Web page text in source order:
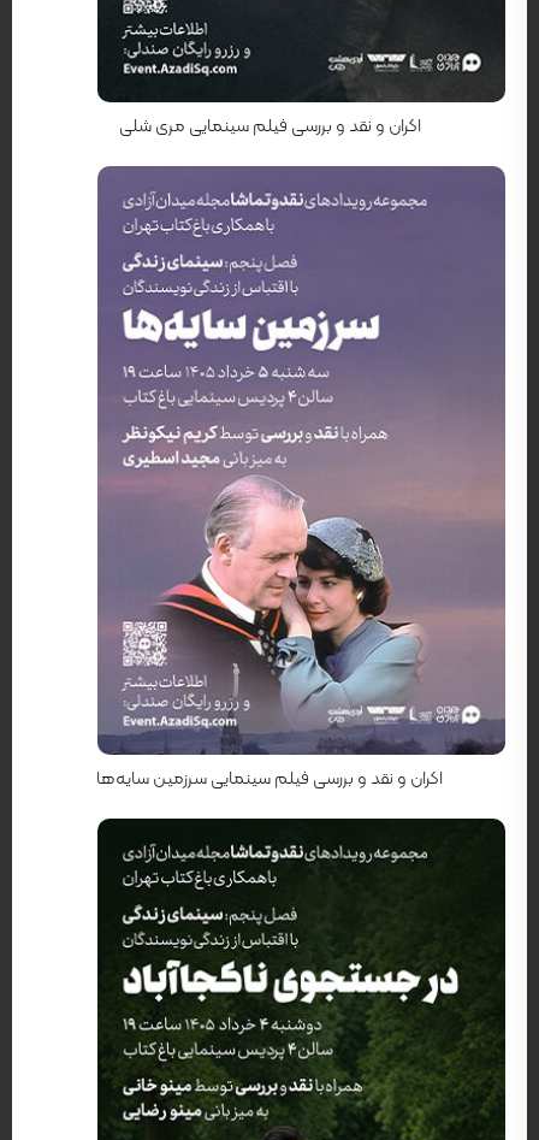
کارگردان: حیفا المنصور
اکران و نقد و بررسی فیلم سینمایی مری شلی
اکران و نقد و بررسی فیلم سینمایی سرزمین سایه‌ها